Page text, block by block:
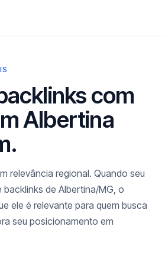
com
Albertina
relevância regional. Quando seu
de Albertina/MG, o
ele é relevante para quem busca
seu posicionamento em